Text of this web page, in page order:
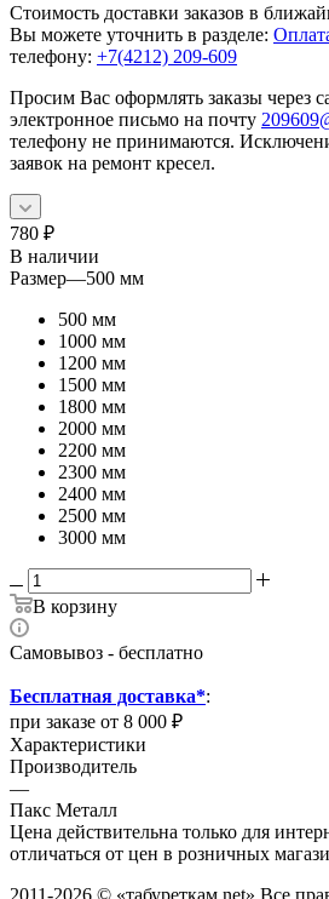
Стоимость доставки заказов в
Вы можете уточнить в разделе:
телефону: +7(4212) 209-609
Просим Вас оформлять заказы через
электронное письмо на почту
телефону не принимаются.
заявок на ремонт кресел.
780 ₽
В наличии
Размер—500 мм
500 мм
1000 мм
1200 мм
1500 мм
1800 мм
2000 мм
2200 мм
2300 мм
2400 мм
2500 мм
3000 мм
В корзину
Самовывоз - бесплатно
Бесплатная доставка*:
при заказе от 8 000 ₽
Характеристики
Производитель
—
Пакс Металл
Цена действительна только для
отличаться от цен в розничных
2011-2026 © «табуреткам.net» Все